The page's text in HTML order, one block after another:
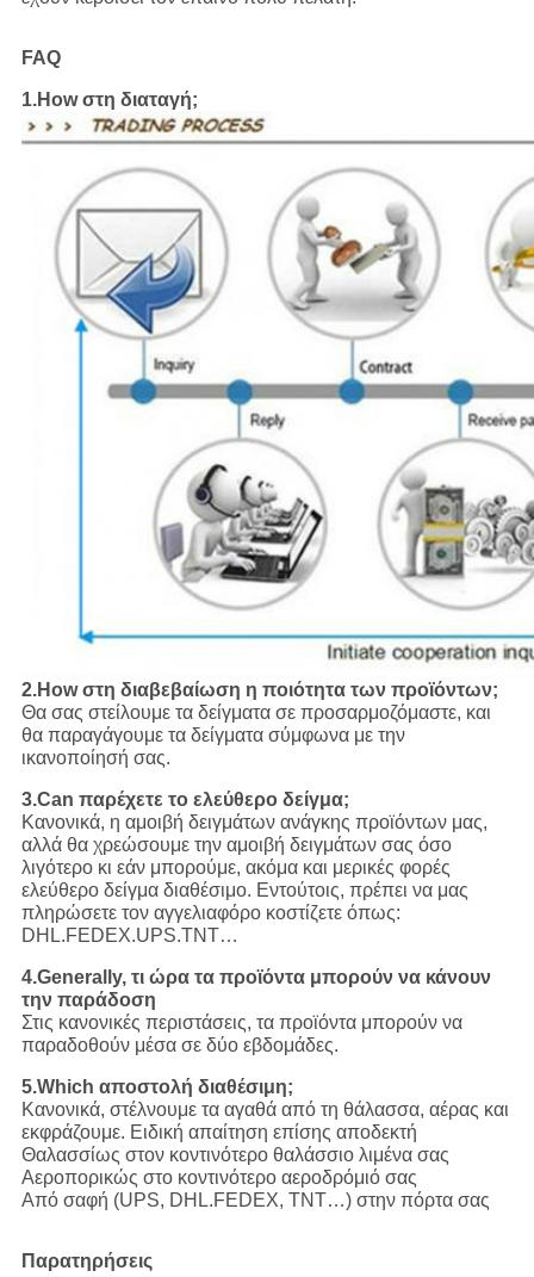
FAQ
1.How στη διαταγή;
2.How στη διαβεβαίωση η ποιότητα των προϊόντων;
Θα σας στείλουμε τα δείγματα σε προσαρμοζόμαστε, και
θα παραγάγουμε τα δείγματα σύμφωνα με την
ικανοποίησή σας.
3.Can παρέχετε το ελεύθερο δείγμα;
Κανονικά, η αμοιβή δειγμάτων ανάγκης προϊόντων μας,
αλλά θα χρεώσουμε την αμοιβή δειγμάτων σας όσο
λιγότερο κι εάν μπορούμε, ακόμα και μερικές φορές
ελεύθερο δείγμα διαθέσιμο. Εντούτοις, πρέπει να μας
πληρώσετε τον αγγελιαφόρο κοστίζετε όπως:
DHL.FEDEX.UPS.TNT…
4.Generally, τι ώρα τα προϊόντα μπορούν να κάνουν
την παράδοση
Στις κανονικές περιστάσεις, τα προϊόντα μπορούν να
παραδοθούν μέσα σε δύο εβδομάδες.
5.Which αποστολή διαθέσιμη;
Κανονικά, στέλνουμε τα αγαθά από τη θάλασσα, αέρας και
εκφράζουμε. Ειδική απαίτηση επίσης αποδεκτή
Θαλασσίως στον κοντινότερο θαλάσσιο λιμένα σας
Αεροπορικώς στο κοντινότερο αεροδρόμιό σας
Από σαφή (UPS, DHL.FEDEX, TNT…) στην πόρτα σας
Παρατηρήσεις